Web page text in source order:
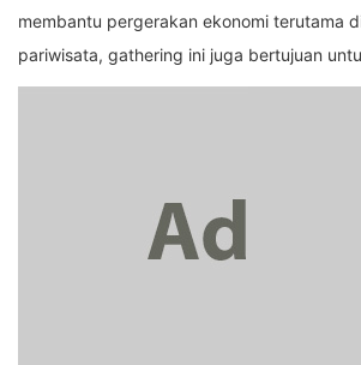
membantu pergerakan ekonomi terutama
pariwisata, gathering ini juga bertujuan